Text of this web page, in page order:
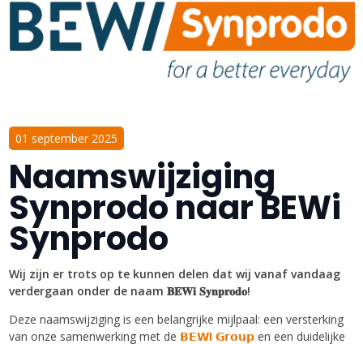
01 september 2025
Naamswijziging
Synprodo naar BEWi
Synprodo
Wij zijn er trots op te kunnen delen dat wij vanaf vandaag
verdergaan onder de naam 𝐁𝐄𝐖𝐢 𝐒𝐲𝐧𝐩𝐫𝐨𝐝𝐨!
Deze naamswijziging is een belangrijke mijlpaal: een versterking
van onze samenwerking met de 𝗕𝗘𝗪I𝗚𝗿𝗼𝘂𝗽en een duidelijke